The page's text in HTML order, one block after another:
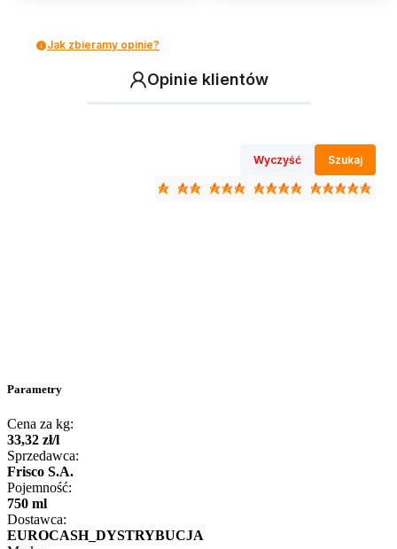
Jak zbieramy opinie?
Opinie klientów
Wyczyść Szukaj
Parametry
Cena za kg:
33,32 zł/l
Sprzedawca:
Frisco S.A.
Pojemność:
750 ml
Dostawca:
EUROCASH_DYSTRYBUCJA